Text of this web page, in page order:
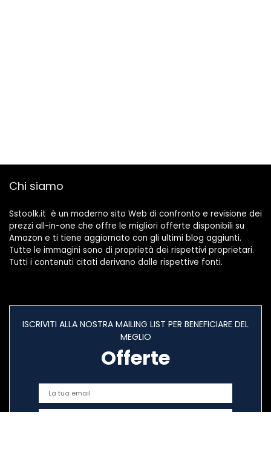
Chi siamo
Sstoolk.it è un moderno sito Web di confronto e revisione dei
prezzi all-in-one che offre le migliori offerte disponibili su
Amazon e ti tiene aggiornato con gli ultimi blog aggiunti.
Tutte le immagini sono di proprietà dei rispettivi proprietari.
Tutti i contenuti citati derivano dalle rispettive fonti.
ISCRIVITI ALLA NOSTRA MAILING LIST PER BENEFICIARE DEL
MEGLIO
Offerte